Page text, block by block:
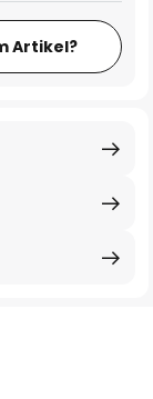
Artikel?